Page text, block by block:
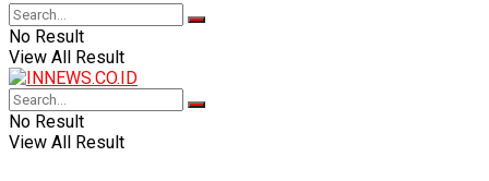
No Result
View All Result
No Result
View All Result